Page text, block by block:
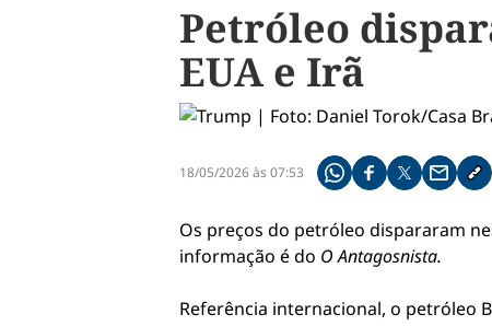
Petróleo
EUA e Irã
18/05/2026 às 07:53 Compartilhe pelo
Compartilhar no
Os preços do petróleo dispararam
informação é do O Antagosnista.
Referência internacional, o petróleo